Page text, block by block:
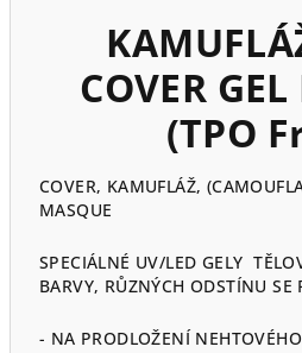
COVER
(TPO
COVER, KAMUFLÁŽ,
MASQUE
SPECIÁLNÉ UV/LED GELY
BARVY, RŮZNÝCH ODSTÍNU SE
- NA PRODLOŽENÍ